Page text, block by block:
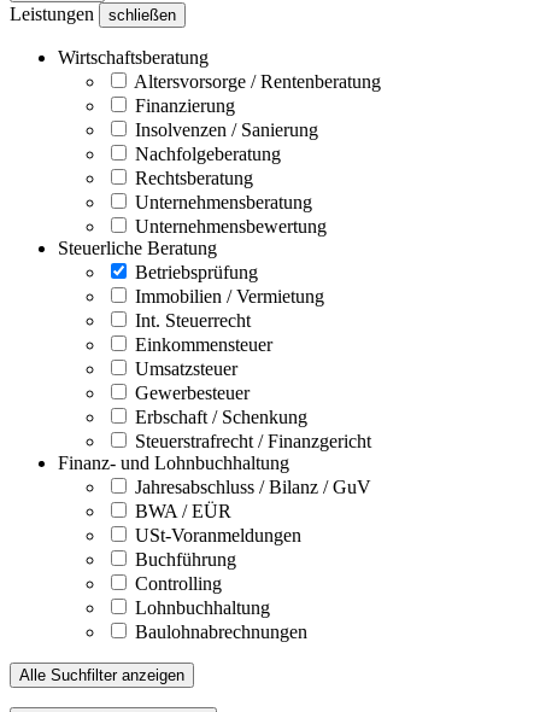
Leistungen schließen
Wirtschaftsberatung
Altersvorsorge / Rentenberatung
Finanzierung
Insolvenzen / Sanierung
Nachfolgeberatung
Rechtsberatung
Unternehmensberatung
Unternehmensbewertung
Steuerliche Beratung
Betriebsprüfung
Immobilien / Vermietung
Int. Steuerrecht
Einkommensteuer
Umsatzsteuer
Gewerbesteuer
Erbschaft / Schenkung
Steuerstrafrecht / Finanzgericht
Finanz- und Lohnbuchhaltung
Jahresabschluss / Bilanz / GuV
BWA / EÜR
USt-Voranmeldungen
Buchführung
Controlling
Lohnbuchhaltung
Baulohnabrechnungen
Alle Suchfilter anzeigen